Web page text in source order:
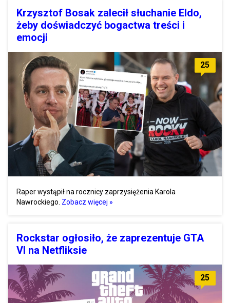
Krzysztof Bosak zalecił słuchanie Eldo,
żeby doświadczyć bogactwa treści i
emocji
25
Raper wystąpił na rocznicy zaprzysiężenia Karola
Nawrockiego. Zobacz więcej »
Rockstar ogłosiło, że zaprezentuje GTA
VI na Netfliksie
25